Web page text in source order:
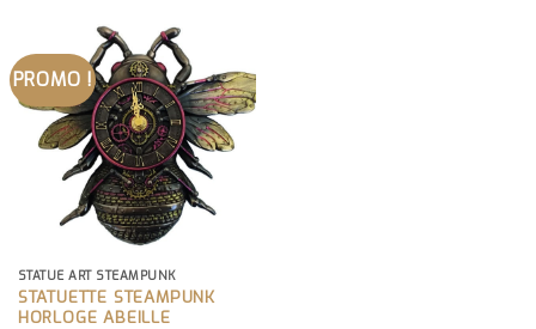
PROMO !
STATUE ART STEAMPUNK
STATUETTE STEAMPUNK
HORLOGE ABEILLE